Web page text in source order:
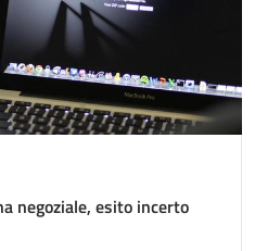
negoziale, esito incerto